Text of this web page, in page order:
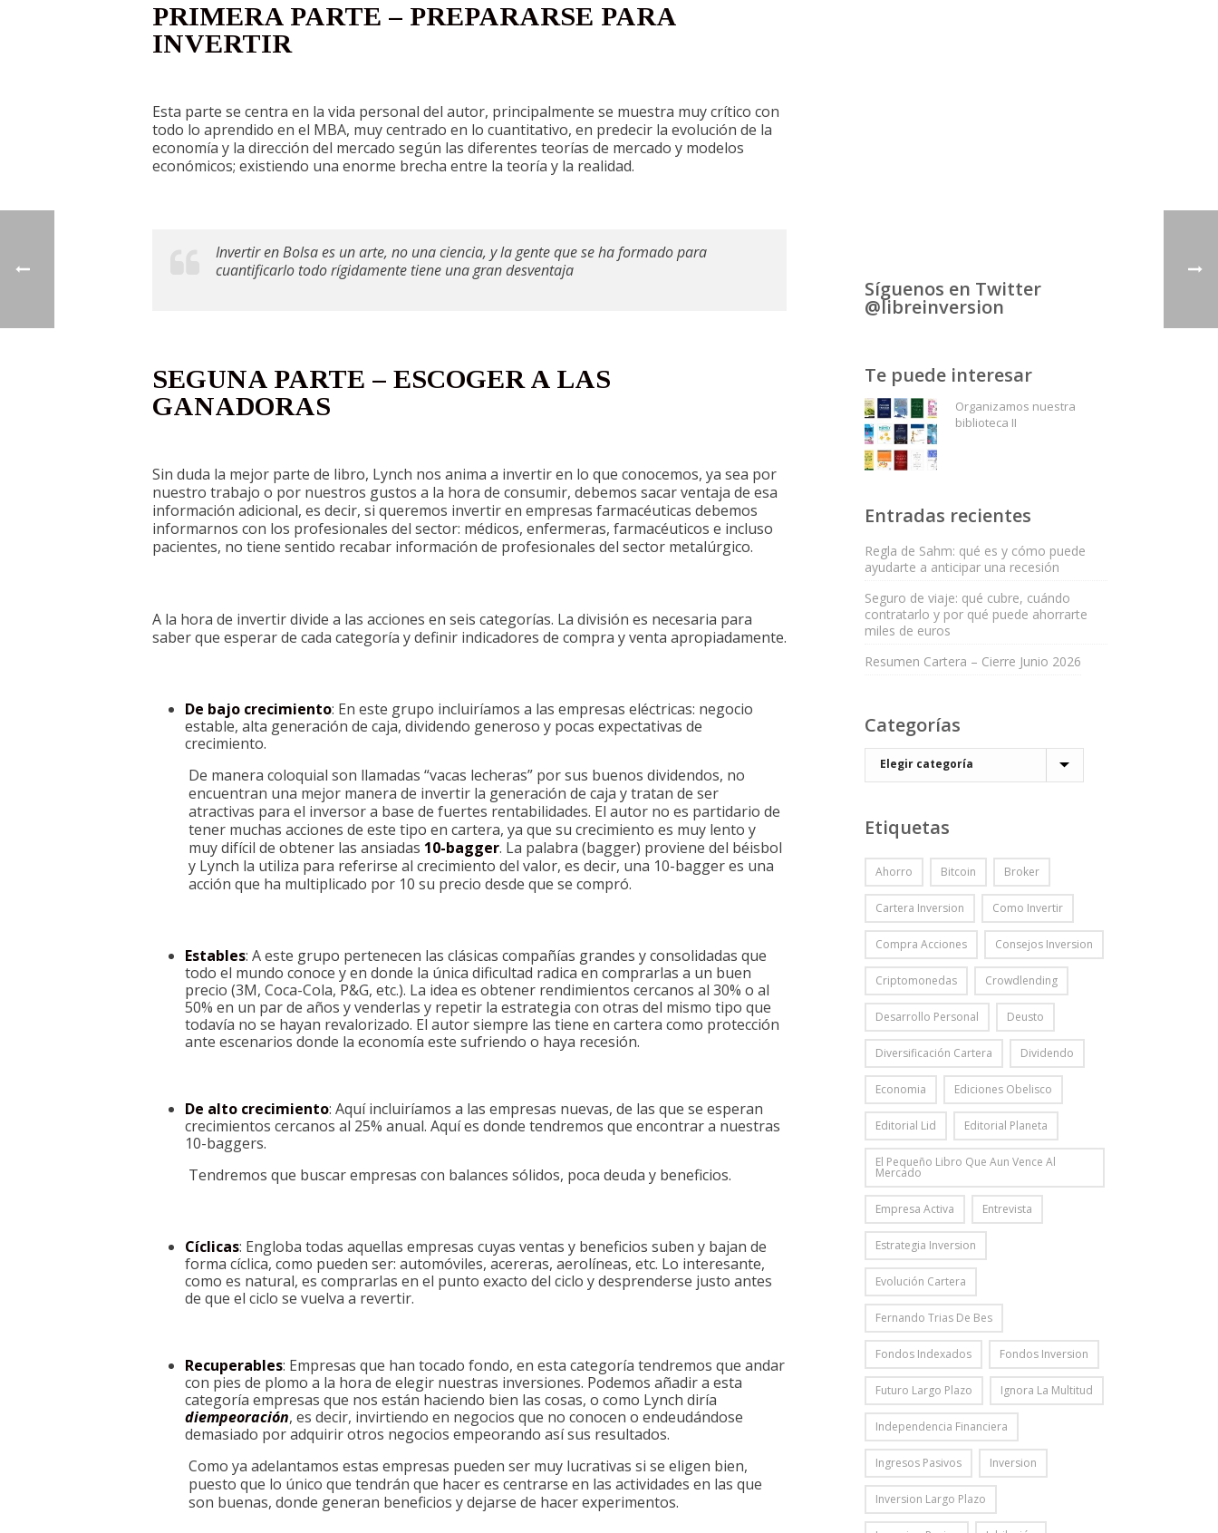
PRIMERA PARTE – PREPARARSE PARA
INVERTIR
Esta parte se centra en la vida personal del autor, principalmente se muestra muy crítico con
todo lo aprendido en el MBA, muy centrado en lo cuantitativo, en predecir la evolución de la
economía y la dirección del mercado según las diferentes teorías de mercado y modelos
económicos; existiendo una enorme brecha entre la teoría y la realidad.
Invertir en Bolsa es un arte, no una ciencia, y la gente que se ha formado para
cuantificarlo todo rígidamente tiene una gran desventaja
SEGUNA PARTE – ESCOGER A LAS
GANADORAS
Sin duda la mejor parte de libro, Lynch nos anima a invertir en lo que conocemos, ya sea por
nuestro trabajo o por nuestros gustos a la hora de consumir, debemos sacar ventaja de esa
información adicional, es decir, si queremos invertir en empresas farmacéuticas debemos
informarnos con los profesionales del sector: médicos, enfermeras, farmacéuticos e incluso
pacientes, no tiene sentido recabar información de profesionales del sector metalúrgico.
A la hora de invertir divide a las acciones en seis categorías. La división es necesaria para
saber que esperar de cada categoría y definir indicadores de compra y venta apropiadamente.
De bajo crecimiento: En este grupo incluiríamos a las empresas eléctricas: negocio
estable, alta generación de caja, dividendo generoso y pocas expectativas de
crecimiento.
De manera coloquial son llamadas “vacas lecheras” por sus buenos dividendos, no
encuentran una mejor manera de invertir la generación de caja y tratan de ser
atractivas para el inversor a base de fuertes rentabilidades. El autor no es partidario de
tener muchas acciones de este tipo en cartera, ya que su crecimiento es muy lento y
muy difícil de obtener las ansiadas 10-bagger. La palabra (bagger) proviene del béisbol
y Lynch la utiliza para referirse al crecimiento del valor, es decir, una 10-bagger es una
acción que ha multiplicado por 10 su precio desde que se compró.
Estables: A este grupo pertenecen las clásicas compañías grandes y consolidadas que
todo el mundo conoce y en donde la única dificultad radica en comprarlas a un buen
precio (3M, Coca-Cola, P&G, etc.). La idea es obtener rendimientos cercanos al 30% o al
50% en un par de años y venderlas y repetir la estrategia con otras del mismo tipo que
todavía no se hayan revalorizado. El autor siempre las tiene en cartera como protección
ante escenarios donde la economía este sufriendo o haya recesión.
De alto crecimiento: Aquí incluiríamos a las empresas nuevas, de las que se esperan
crecimientos cercanos al 25% anual. Aquí es donde tendremos que encontrar a nuestras
10-baggers.
Tendremos que buscar empresas con balances sólidos, poca deuda y beneficios.
Cíclicas: Engloba todas aquellas empresas cuyas ventas y beneficios suben y bajan de
forma cíclica, como pueden ser: automóviles, acereras, aerolíneas, etc. Lo interesante,
como es natural, es comprarlas en el punto exacto del ciclo y desprenderse justo antes
de que el ciclo se vuelva a revertir.
Recuperables: Empresas que han tocado fondo, en esta categoría tendremos que andar
con pies de plomo a la hora de elegir nuestras inversiones. Podemos añadir a esta
categoría empresas que nos están haciendo bien las cosas, o como Lynch diría
diempeoración, es decir, invirtiendo en negocios que no conocen o endeudándose
demasiado por adquirir otros negocios empeorando así sus resultados.
Como ya adelantamos estas empresas pueden ser muy lucrativas si se eligen bien,
puesto que lo único que tendrán que hacer es centrarse en las actividades en las que
son buenas, donde generan beneficios y dejarse de hacer experimentos.
Síguenos en Twitter
@libreinversion
Te puede interesar
Organizamos nuestra
biblioteca II
Entradas recientes
Regla de Sahm: qué es y cómo puede
ayudarte a anticipar una recesión
Seguro de viaje: qué cubre, cuándo
contratarlo y por qué puede ahorrarte
miles de euros
Resumen Cartera – Cierre Junio 2026
Categorías
Etiquetas
Ahorro Bitcoin Broker
Cartera Inversion Como Invertir
Compra Acciones Consejos Inversion
Criptomonedas Crowdlending
Desarrollo Personal Deusto
Diversificación Cartera Dividendo
Economia Ediciones Obelisco
Editorial Lid Editorial Planeta
El Pequeño Libro Que Aun Vence Al
Mercado
Empresa Activa Entrevista
Estrategia Inversion
Evolución Cartera
Fernando Trias De Bes
Fondos Indexados Fondos Inversion
Futuro Largo Plazo Ignora La Multitud
Independencia Financiera
Ingresos Pasivos Inversion
Inversion Largo Plazo